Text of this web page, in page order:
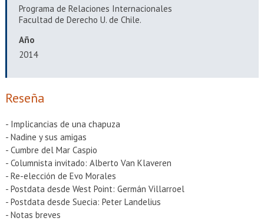
EXTENSIÓN
Egresados
Programa de Relaciones Internacionales
Facultad de Derecho U. de Chile.
Año
2014
Reseña
- Implicancias de una chapuza
- Nadine y sus amigas
- Cumbre del Mar Caspio
- Columnista invitado: Alberto Van Klaveren
- Re-elección de Evo Morales
- Postdata desde West Point: Germán Villarroel
- Postdata desde Suecia: Peter Landelius
- Notas breves